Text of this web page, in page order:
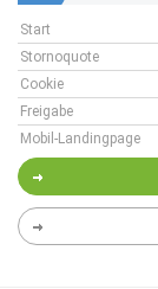
Start
Stornoquote
Cookie
Freigabe
Mobil-Landingpage